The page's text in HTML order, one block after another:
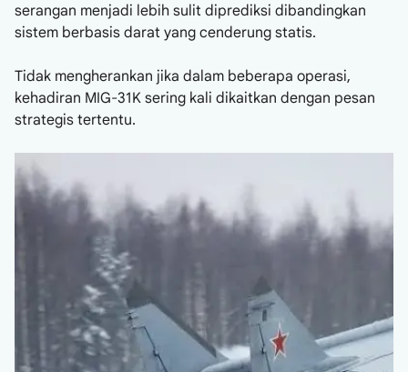
serangan menjadi lebih sulit diprediksi dibandingkan
sistem berbasis darat yang cenderung statis.
Tidak mengherankan jika dalam beberapa operasi,
kehadiran MIG-31K sering kali dikaitkan dengan pesan
strategis tertentu.